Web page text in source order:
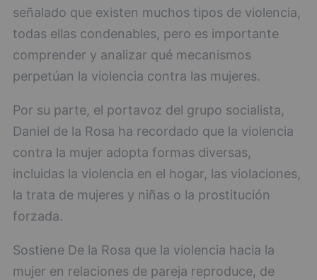
señalado que existen muchos tipos de violencia,
todas ellas condenables, pero es importante
comprender y analizar qué mecanismos
perpetúan la violencia contra las mujeres.
Por su parte, el portavoz del grupo socialista,
Daniel de la Rosa ha recordado que la violencia
contra la mujer adopta formas diversas,
incluidas la violencia en el hogar, las violaciones,
la trata de mujeres y niñas o la prostitución
forzada.
Sostiene De la Rosa que la violencia hacia la
mujer en relaciones de pareja reproduce, de